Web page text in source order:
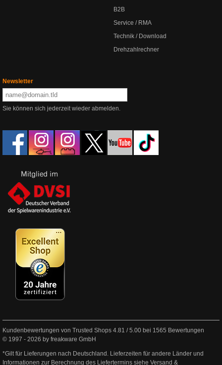
B2B
Service / RMA
Technik / Download
Drehzahlrechner
Newsletter
Sie können sich jederzeit wieder abmelden.
Kundenbewertungen von Trusted Shops 4.81 /5.00 bei 1565 Bewertungen
© 1997 - 2026 by freakware GmbH
*Gilt für Lieferungen nach Deutschland. Lieferzeiten für andere Länder und
Informationen zur Berechnung des Liefertermins siehe Versand &